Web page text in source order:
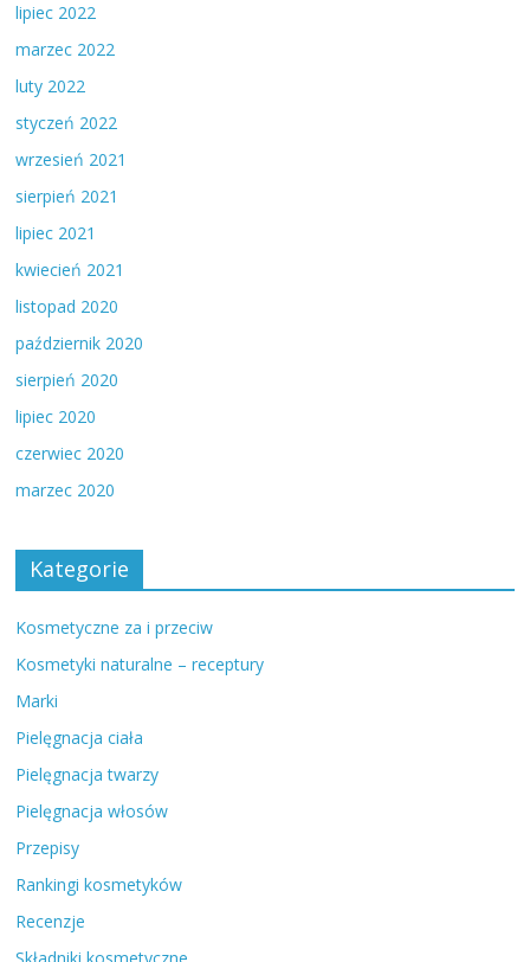
lipiec 2022
marzec 2022
luty 2022
styczeń 2022
wrzesień 2021
sierpień 2021
lipiec 2021
kwiecień 2021
listopad 2020
październik 2020
sierpień 2020
lipiec 2020
czerwiec 2020
marzec 2020
Kategorie
Kosmetyczne za i przeciw
Kosmetyki naturalne – receptury
Marki
Pielęgnacja ciała
Pielęgnacja twarzy
Pielęgnacja włosów
Przepisy
Rankingi kosmetyków
Recenzje